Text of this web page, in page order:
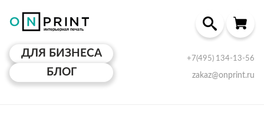
ДЛЯ БИЗНЕСА
БЛОГ
+7(495) 134-13-56
zakaz@onprint.ru